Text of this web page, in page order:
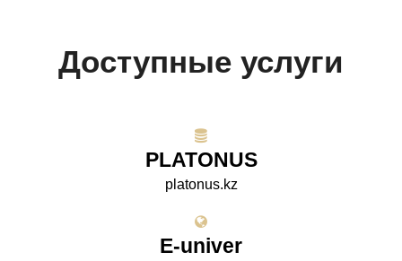
Доступные услуги
PLATONUS
platonus.kz
E-univer